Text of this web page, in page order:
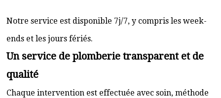
Notre service est disponible 7j/7, y compris les week-
ends et les jours fériés.
Un service de plomberie transparent et de
qualité
Chaque intervention est effectuée avec soin, méthode